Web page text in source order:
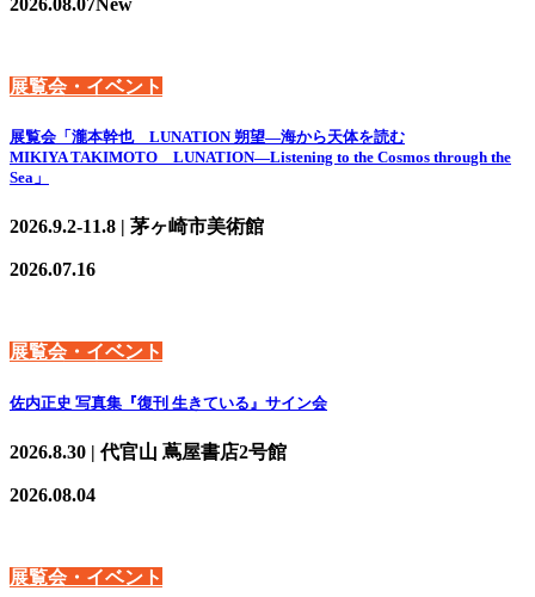
2026.08.07New
展覧会・イベント
展覧会「瀧本幹也 LUNATION 朔望―海から天体を読む
MIKIYA TAKIMOTO LUNATION—Listening to the Cosmos through the
Sea」
2026.9.2-11.8 | 茅ヶ崎市美術館
2026.07.16
展覧会・イベント
佐内正史 写真集『復刊 生きている』サイン会
2026.8.30 | 代官山 蔦屋書店2号館
2026.08.04
展覧会・イベント